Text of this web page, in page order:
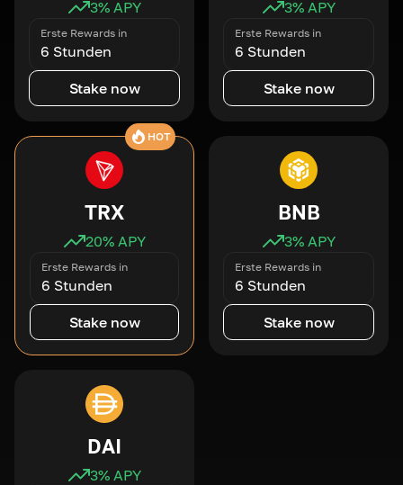
3% APY
Erste Rewards in
6 Stunden
Stake now
3% APY
Erste Rewards in
6 Stunden
Stake now
HOT
TRX
20% APY
Erste Rewards in
6 Stunden
Stake now
BNB
3% APY
Erste Rewards in
6 Stunden
Stake now
DAI
3% APY